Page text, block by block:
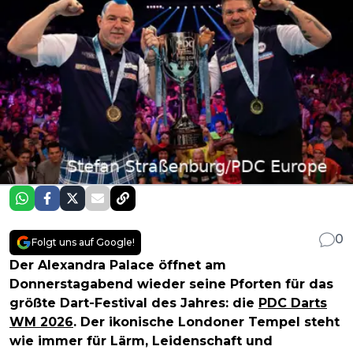
Folgt uns auf Google!
0
Der Alexandra Palace öffnet am
Donnerstagabend wieder seine Pforten für das
größte Dart-Festival des Jahres: die PDC Darts
WM 2026. Der ikonische Londoner Tempel steht
wie immer für Lärm, Leidenschaft und